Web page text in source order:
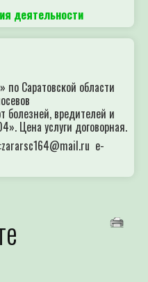
деятельности
Саратовской области
болезней, вредителей и
Цена услуги договорная.
e-